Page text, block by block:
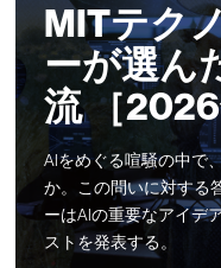
MITテク
ーが選ん
流 ［2026
AIをめぐる喧騒の中で
か。この問いに対する
ーはAIの重要なアイデ
ストを発表する。